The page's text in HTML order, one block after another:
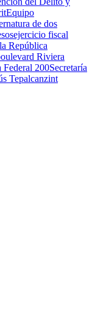
Equipo
de dos
ejercicio fiscal
República
Riviera
Federal 200Secretaría
Tepalcanzint